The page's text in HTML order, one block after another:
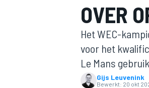
OVER
Het WEC-
voor het
Le Mans
Gijs Leuvenink
Bewerkt: 20 okt